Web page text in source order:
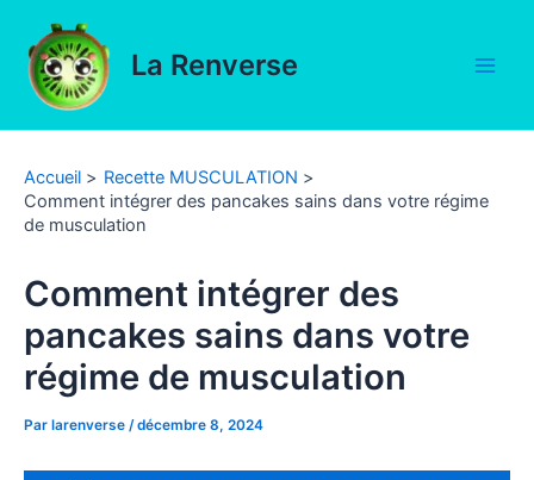
contenu
La Renverse
Accueil
Recette MUSCULATION
Comment intégrer des pancakes sains dans votre régime
de musculation
Comment intégrer des
pancakes sains dans votre
régime de musculation
Par larenverse /décembre 8, 2024